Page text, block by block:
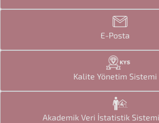
E-Posta
Kalite Yönetim Sistemi
Akademik Veri İstatistik